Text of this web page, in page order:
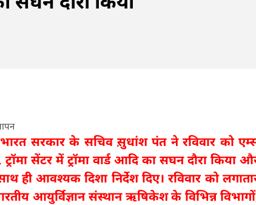
सरकार के सचिव स़ुधांश पंत ने रविवार को
सेंटर में ट्रॉमा वार्ड आदि का सघन दौरा किया
ही आवश्यक दिशा निर्देश दिए। रविवार को
आयुर्विज्ञान संस्थान ऋषिकेश के विभिन्न